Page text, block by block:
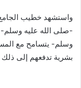
واستشهد خطيب الجامع
-صلى الله عليه
وسلم- يتسامح مع
بشرية تدفعهم إلى ذلك